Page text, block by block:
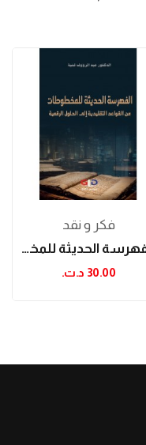
فكر و نقد
الفهرسة الحديثة للمخطوطات من القواعد التقليدية...
30.00 د.ت.‏